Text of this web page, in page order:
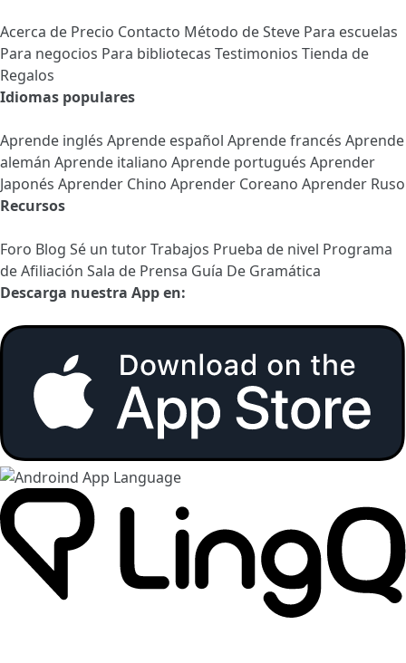
Acerca de Precio Contacto Método de Steve Para escuelas
Para negocios Para bibliotecas Testimonios Tienda de
Regalos
Idiomas populares
Aprende inglés Aprende español Aprende francés Aprende
alemán Aprende italiano Aprende portugués Aprender
Japonés Aprender Chino Aprender Coreano Aprender Ruso
Recursos
Foro Blog Sé un tutorTrabajos Prueba de nivel Programa
de Afiliación Sala de Prensa Guía De Gramática
Descarga nuestra App en: